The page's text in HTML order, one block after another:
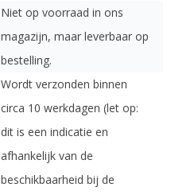
Niet op voorraad in ons
magazijn, maar leverbaar op
bestelling.
Wordt verzonden binnen
circa 10 werkdagen (let op:
dit is een indicatie en
afhankelijk van de
beschikbaarheid bij de